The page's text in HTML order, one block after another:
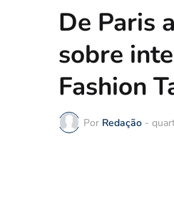
De Paris
sobre
Fashion
Por Redação -